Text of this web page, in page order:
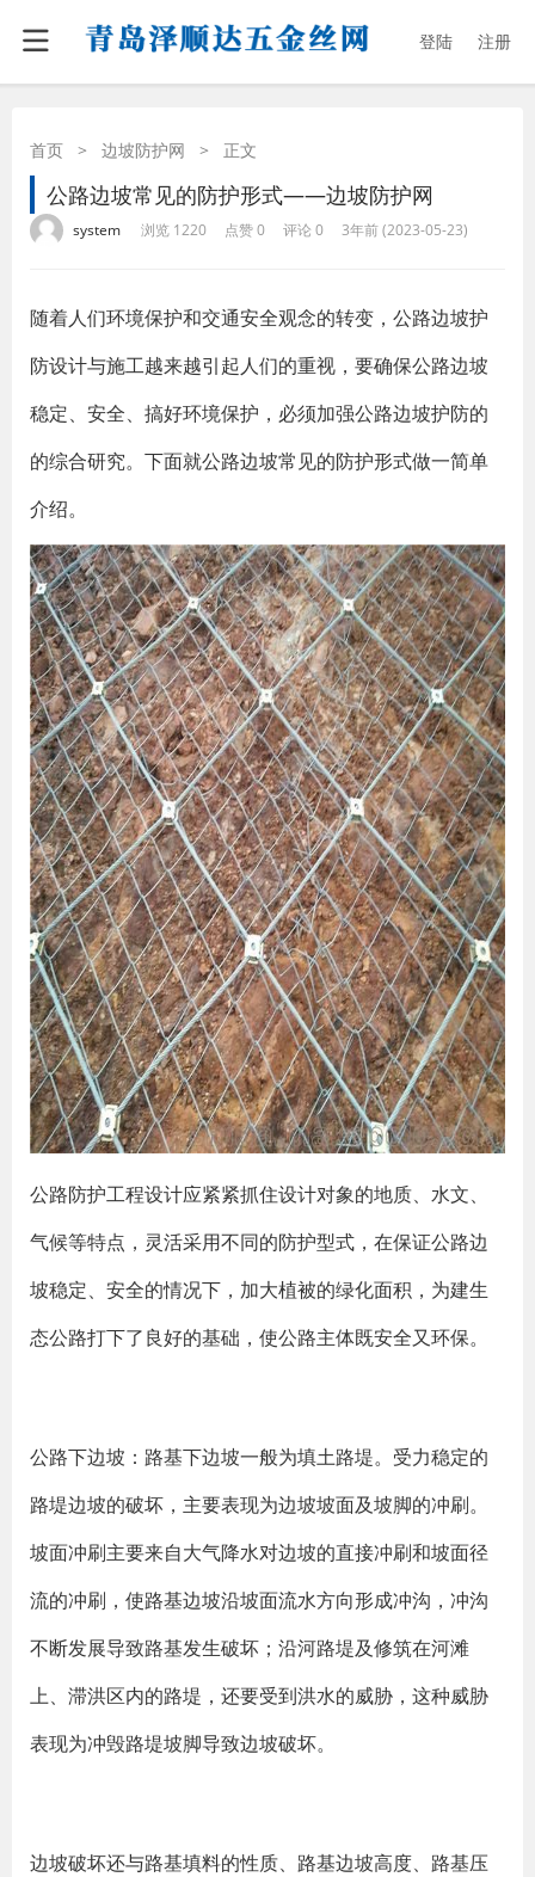
登陆 注册
首页 > 边坡防护网 > 正文
公路边坡常见的防护形式——边坡防护网
system 浏览 1220 点赞 0 评论 0 3年前 (2023-05-23)
随着人们环境保护和交通安全观念的转变，公路边坡护
防设计与施工越来越引起人们的重视，要确保公路边坡
稳定、安全、搞好环境保护，必须加强公路边坡护防的
的综合研究。下面就公路边坡常见的防护形式做一简单
介绍。
公路防护工程设计应紧紧抓住设计对象的地质、水文、
气候等特点，灵活采用不同的防护型式，在保证公路边
坡稳定、安全的情况下，加大植被的绿化面积，为建生
态公路打下了良好的基础，使公路主体既安全又环保。
公路下边坡：路基下边坡一般为填土路堤。受力稳定的
路堤边坡的破坏，主要表现为边坡坡面及坡脚的冲刷。
坡面冲刷主要来自大气降水对边坡的直接冲刷和坡面径
流的冲刷，使路基边坡沿坡面流水方向形成冲沟，冲沟
不断发展导致路基发生破坏；沿河路堤及修筑在河滩
上、滞洪区内的路堤，还要受到洪水的威胁，这种威胁
表现为冲毁路堤坡脚导致边坡破坏。
边坡破坏还与路基填料的性质、路基边坡高度、路基压